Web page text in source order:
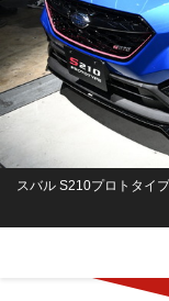
スバル S210プロトタイ